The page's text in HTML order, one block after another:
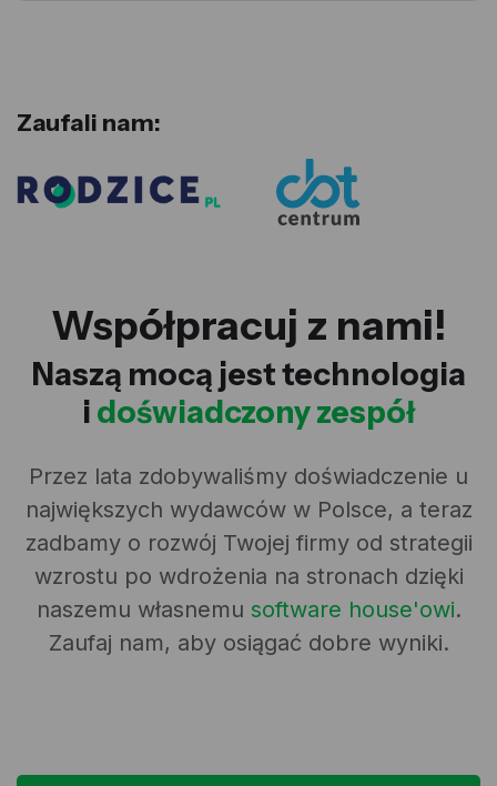
Zaufali nam:
Współpracuj z nami!
Naszą mocą jest technologia
i doświadczony zespół
Przez lata zdobywaliśmy doświadczenie u
największych wydawców w Polsce, a teraz
zadbamy o rozwój Twojej firmy od strategii
wzrostu po wdrożenia na stronach dzięki
naszemu własnemu software house'owi.
Zaufaj nam, aby osiągać dobre wyniki.